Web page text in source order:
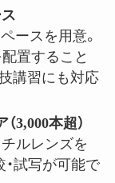
ースを用意。
配置すること
講習にも対応
3,000本超）
ルレンズを
試写が可能で